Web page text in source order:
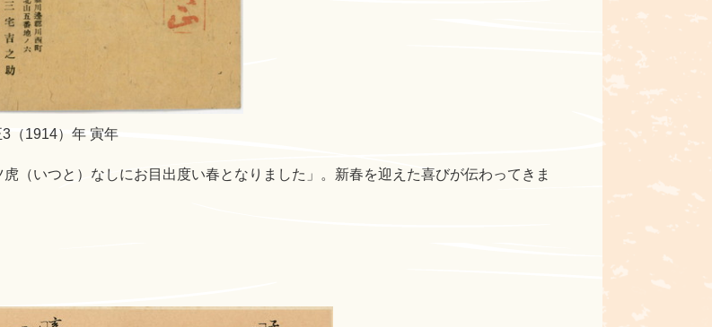
3（1914）年 寅年
（いつと）なしにお目出度い春となりました」。新春を迎えた喜びが伝わってきま